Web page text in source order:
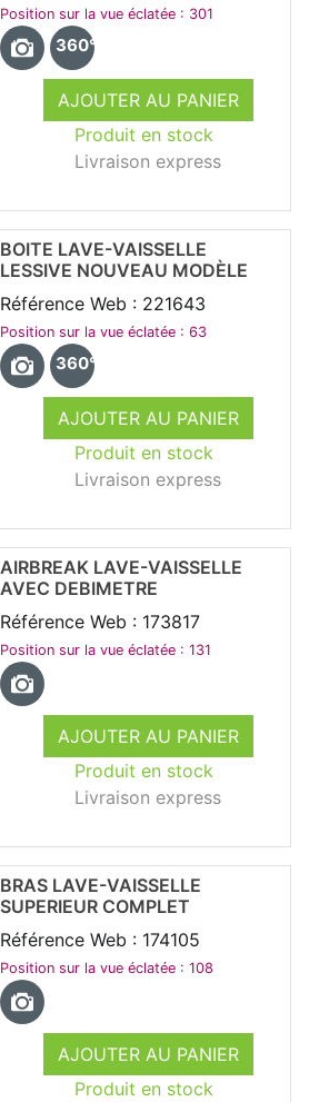
AJOUTER AU PANIER
Produit en stock
Livraison express
Position sur la vue éclatée : 301
360°
AJOUTER AU PANIER
Produit en stock
Livraison express
BOITE LAVE-VAISSELLE
LESSIVE NOUVEAU MODÈLE
Référence Web : 221643
Position sur la vue éclatée : 63
360°
AJOUTER AU PANIER
Produit en stock
Livraison express
AIRBREAK LAVE-VAISSELLE
AVEC DEBIMETRE
Référence Web : 173817
Position sur la vue éclatée : 131
AJOUTER AU PANIER
Produit en stock
BRAS LAVE-VAISSELLE
SUPERIEUR COMPLET
Référence Web : 174105
Position sur la vue éclatée : 108